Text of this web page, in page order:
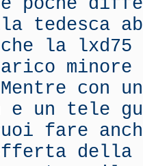
tedesca
la lxd75
con
un tele
fare
della